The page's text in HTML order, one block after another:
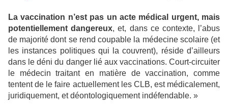
La vaccination n’est pas un acte médical urgent, mais
potentiellement dangereux, et, dans ce contexte, l’abus
de majorité dont se rend coupable la médecine scolaire (et
les instances politiques qui la couvrent), réside d’ailleurs
dans le déni du danger lié aux vaccinations. Court-circuiter
le médecin traitant en matière de vaccination, comme
tentent de le faire actuellement les CLB, est médicalement,
juridiquement, et déontologiquement indéfendable. »